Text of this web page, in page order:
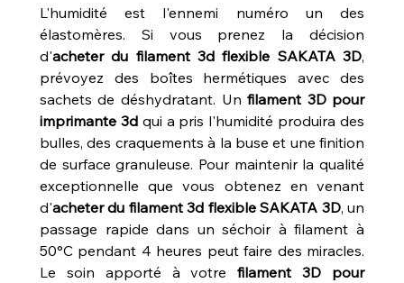
L'humidité est l'ennemi numéro un des
élastomères. Si vous prenez la décision
d'acheter du filament 3d flexible SAKATA 3D,
prévoyez des boîtes hermétiques avec des
sachets de déshydratant. Un filament 3D pour
imprimante 3d qui a pris l'humidité produira des
bulles, des craquements à la buse et une finition
de surface granuleuse. Pour maintenir la qualité
exceptionnelle que vous obtenez en venant
d'acheter du filament 3d flexible SAKATA 3D, un
passage rapide dans un séchoir à filament à
50°C pendant 4 heures peut faire des miracles.
Le soin apporté à votre filament 3D pour